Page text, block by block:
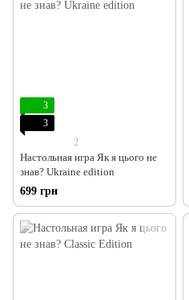
3
3
2
Настольная игра Як я цього не
знав? Ukraine edition
699 грн